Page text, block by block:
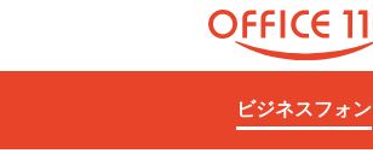
H
e
ビジネスフォン